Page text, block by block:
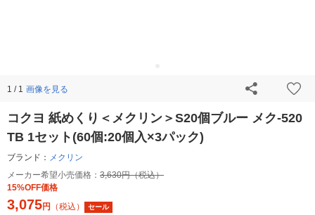
1 / 1 画像を見る
コクヨ 紙めくり＜メクリン＞S20個ブルー メク-520
TB 1セット(60個:20個入×3パック)
ブランド： メクリン
メーカー希望小売価格： 3,630円（税込）
15%OFF価格
3,075円 （税込） セール